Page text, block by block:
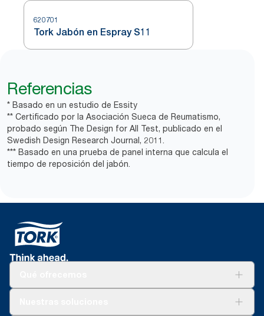
620701
Tork Jabón en Espray S11
Referencias
* Basado en un estudio de Essity
** Certificado por la Asociación Sueca de Reumatismo,
probado según The Design for All Test, publicado en el
Swedish Design Research Journal, 2011.
*** Basado en una prueba de panel interna que calcula el
tiempo de reposición del jabón.